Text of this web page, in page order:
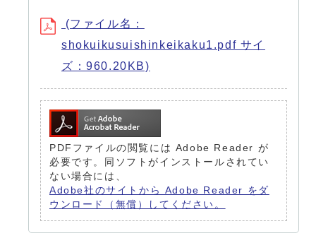
(ファイル名：
shokuikusuishinkeikaku1.pdf サイ
ズ：960.20KB)
PDFファイルの閲覧には Adobe Reader が
必要です。同ソフトがインストールされてい
ない場合には、
Adobe社のサイトから Adobe Reader をダ
ウンロード（無償）してください。